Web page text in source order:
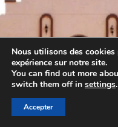
Nous utilisons des
expérience sur notre site.
You can find out more
switch them off in settings.
Accepter